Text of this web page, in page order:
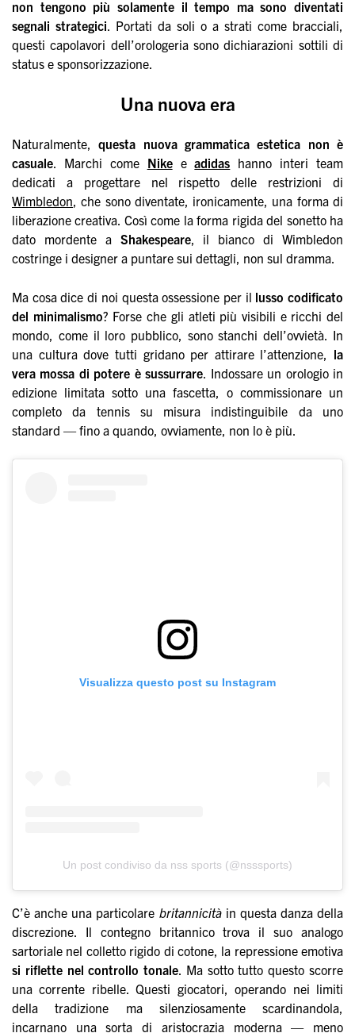
non tengono più solamente il tempo ma sono diventati
segnali strategici . Portati da soli o a strati come bracciali,
questi capolavori dell’orologeria sono dichiarazioni sottili di
status e sponsorizzazione.
Una nuova era
Naturalmente,questa nuova grammatica estetica non è
casuale . Marchi come Nikeeadidas hanno interi team
dedicati a progettare nel rispetto delle restrizioni di
Wimbledon , che sono diventate, ironicamente, una forma di
liberazione creativa. Così come la forma rigida del sonetto ha
dato mordente a Shakespeare, il bianco di Wimbledon
costringe i designer a puntare sui dettagli, non sul dramma.
Ma cosa dice di noi questa ossessione per il lusso codificato
del minimalismo? Forse che gli atleti più visibili e ricchi del
mondo, come il loro pubblico, sono stanchi dell’ovvietà. In
una cultura dove tutti gridano per attirare l’attenzione, la
vera mossa di potere è sussurrare . Indossare un orologio in
edizione limitata sotto una fascetta, o commissionare un
completo da tennis su misura indistinguibile da uno
standard — fino a quando, ovviamente, non lo è più.
Visualizza questo post su Instagram
Un post condiviso da nss sports (@nsssports)
C’è anche una particolare britannicitàin questa danza della
discrezione. Il contegno britannico trova il suo analogo
sartoriale nel colletto rigido di cotone, la repressione emotiva
si riflette nel controllo tonale. Ma sotto tutto questo scorre
una corrente ribelle. Questi giocatori, operando nei limiti
della tradizione ma silenziosamente scardinandola,
incarnano una sorta di aristocrazia moderna — meno